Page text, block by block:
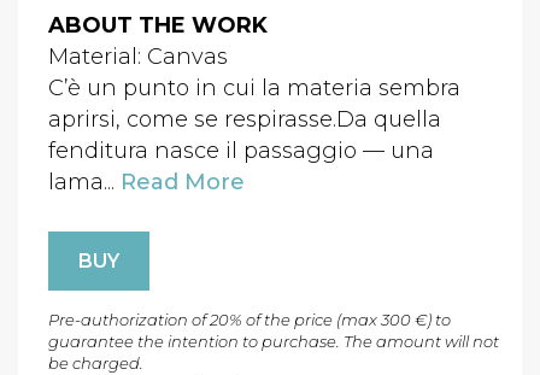
ABOUT THE WORK
Material: Canvas
C’è un punto in cui la materia sembra
aprirsi, come se respirasse.Da quella
fenditura nasce il passaggio — una
lama... Read More
BUY
Pre-authorization of 20% of the price (max 300 €) to
guarantee the intention to purchase. The amount will not
be charged.